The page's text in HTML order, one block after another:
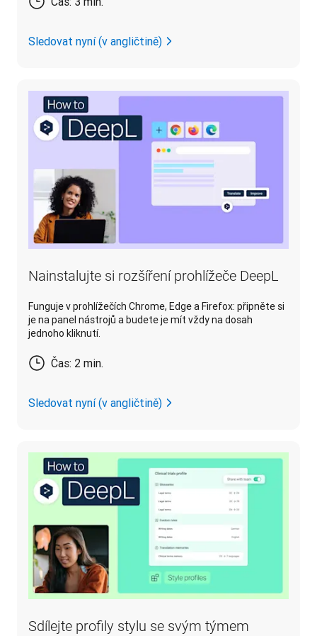
Sledovat nyní (v angličtině)
Nainstalujte si rozšíření prohlížeče DeepL
Funguje v prohlížečích Chrome, Edge a Firefox: připněte si
je na panel nástrojů a budete je mít vždy na dosah
jednoho kliknutí.
Čas: 2 min.
Sledovat nyní (v angličtině)
Sdílejte profily stylu se svým týmem